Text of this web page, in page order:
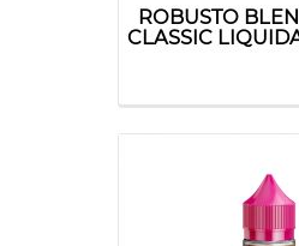
ROBUSTO
CLASSIC